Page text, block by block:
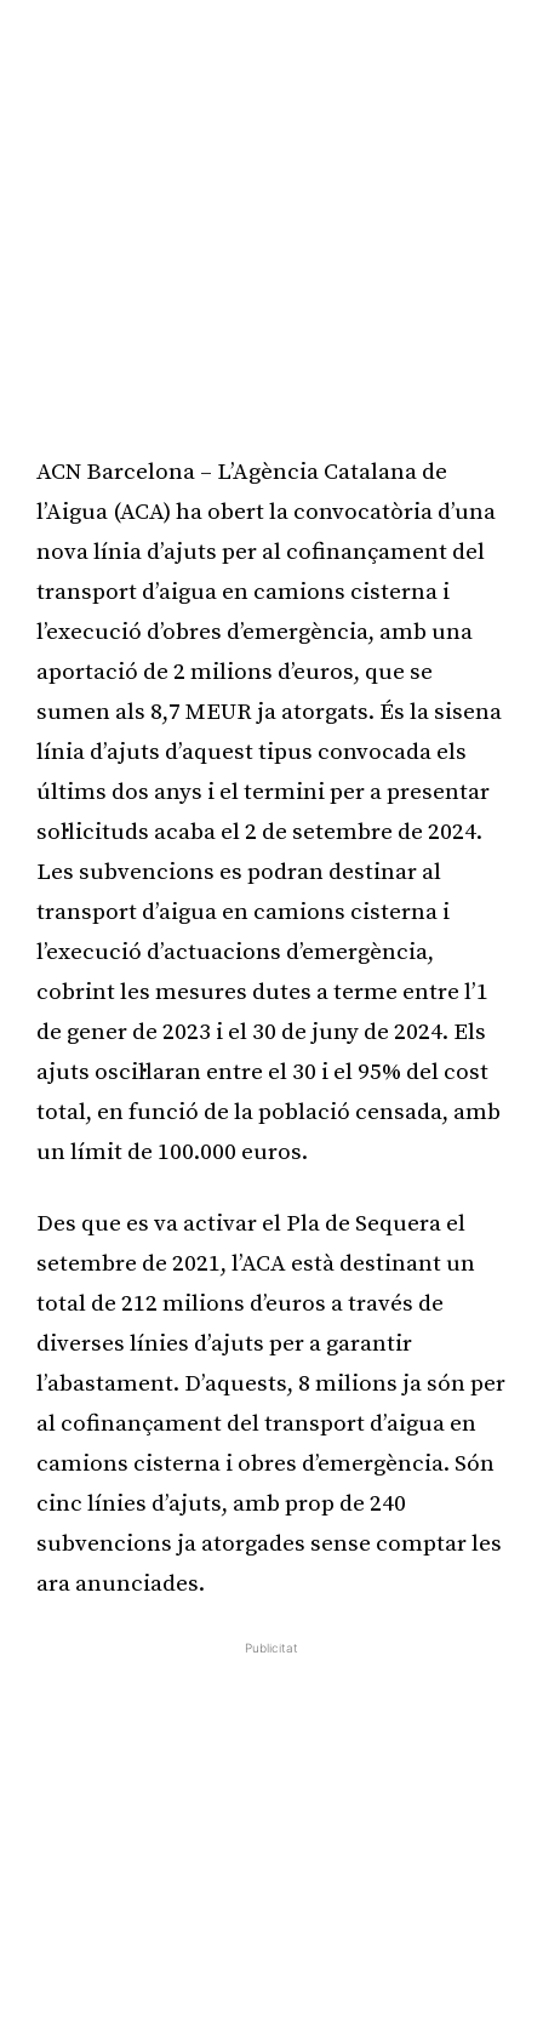
ACN Barcelona – L’Agència Catalana de
l’Aigua (ACA) ha obert la convocatòria d’una
nova línia d’ajuts per al cofinançament del
transport d’aigua en camions cisterna i
l’execució d’obres d’emergència, amb una
aportació de 2 milions d’euros, que se
sumen als 8,7 MEUR ja atorgats. És la sisena
línia d’ajuts d’aquest tipus convocada els
últims dos anys i el termini per a presentar
sol·licituds acaba el 2 de setembre de 2024.
Les subvencions es podran destinar al
transport d’aigua en camions cisterna i
l’execució d’actuacions d’emergència,
cobrint les mesures dutes a terme entre l’1
de gener de 2023 i el 30 de juny de 2024. Els
ajuts oscil·laran entre el 30 i el 95% del cost
total, en funció de la població censada, amb
un límit de 100.000 euros.
Des que es va activar el Pla de Sequera el
setembre de 2021, l’ACA està destinant un
total de 212 milions d’euros a través de
diverses línies d’ajuts per a garantir
l’abastament. D’aquests, 8 milions ja són per
al cofinançament del transport d’aigua en
camions cisterna i obres d’emergència. Són
cinc línies d’ajuts, amb prop de 240
subvencions ja atorgades sense comptar les
ara anunciades.
Publicitat